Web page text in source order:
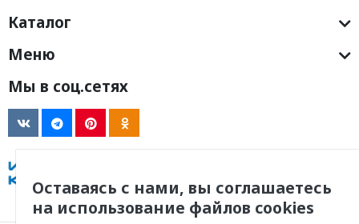
Каталог
Меню
Мы в соц.сетях
Оставаясь с нами, вы соглашаетесь
на использование файлов cookies